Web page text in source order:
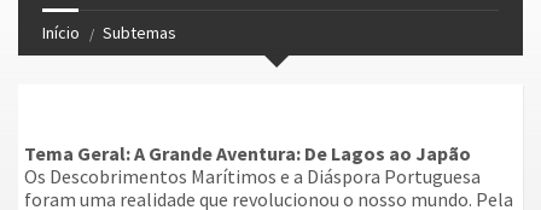
Início Subtemas
Tema Geral: A Grande Aventura: De Lagos ao Japão
Os Descobrimentos Marítimos e a Diáspora Portuguesa
foram uma realidade que revolucionou o nosso mundo. Pela